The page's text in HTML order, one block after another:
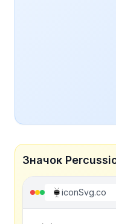
Значок
iconSvg.co